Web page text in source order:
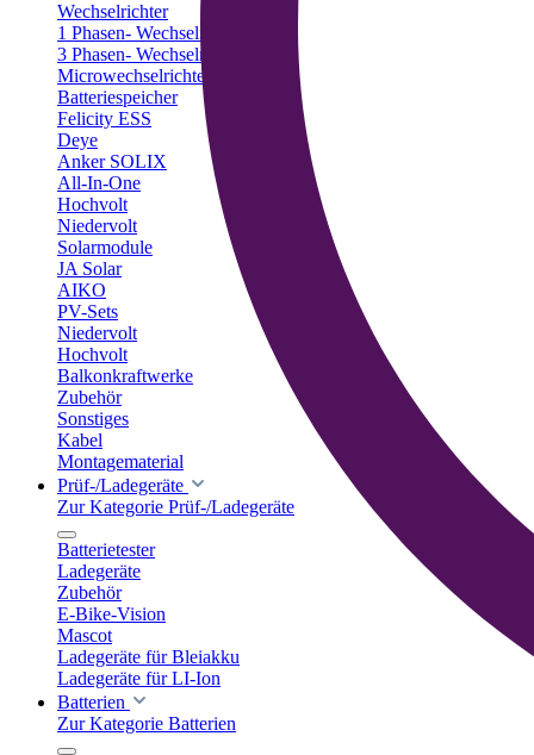
Wechselrichter
1 Phasen- Wechselrichter
3 Phasen- Wechselrichter
Microwechselrichter
Batteriespeicher
Felicity ESS
Deye
Anker SOLIX
All-In-One
Hochvolt
Niedervolt
Solarmodule
JA Solar
AIKO
PV-Sets
Niedervolt
Hochvolt
Balkonkraftwerke
Zubehör
Sonstiges
Kabel
Montagematerial
Prüf-/Ladegeräte
Zur Kategorie Prüf-/Ladegeräte
Batterietester
Ladegeräte
Zubehör
E-Bike-Vision
Mascot
Ladegeräte für Bleiakku
Ladegeräte für LI-Ion
Batterien
Zur Kategorie Batterien